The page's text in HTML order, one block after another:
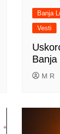
Banja
Vesti
Banja
M R